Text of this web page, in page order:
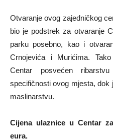
Otvaranje ovog zajedničkog
bio je podstrek za otvaranje
parku posebno, kao i
Crnojevića i Murićima.
Centar posvećen
specifičnosti ovog mjesta,
maslinarstvu.
Cijena ulaznice u Centar
eura.